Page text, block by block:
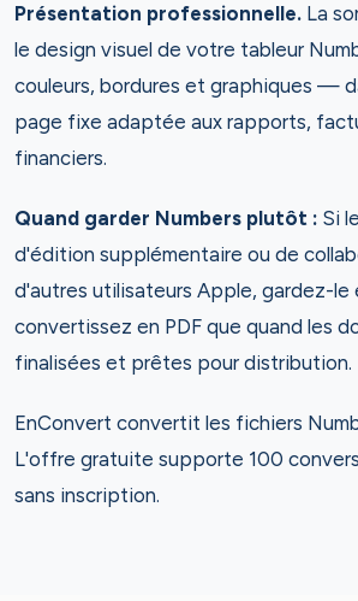
Présentation professionnelle. La
le design visuel de votre tableur
couleurs, bordures et graphiques —
page fixe adaptée aux rapports,
financiers.
Quand garder Numbers plutôt : Si
d'édition supplémentaire ou de
d'autres utilisateurs Apple, gardez-le
convertissez en PDF que quand les
finalisées et prêtes pour distribution.
EnConvert convertit les fichiers
L'offre gratuite supporte 100
sans inscription.